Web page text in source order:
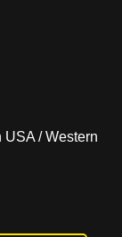
USA / Western